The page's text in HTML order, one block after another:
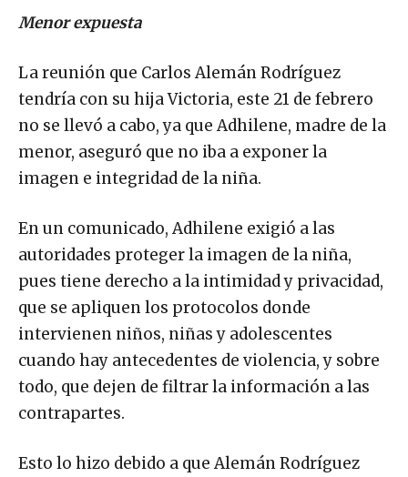
Menor expuesta
La reunión que Carlos Alemán Rodríguez
tendría con su hija Victoria, este 21 de febrero
no se llevó a cabo, ya que Adhilene, madre de la
menor, aseguró que no iba a exponer la
imagen e integridad de la niña.
En un comunicado, Adhilene exigió a las
autoridades proteger la imagen de la niña,
pues tiene derecho a la intimidad y privacidad,
que se apliquen los protocolos donde
intervienen niños, niñas y adolescentes
cuando hay antecedentes de violencia, y sobre
todo, que dejen de filtrar la información a las
contrapartes.
Esto lo hizo debido a que Alemán Rodríguez